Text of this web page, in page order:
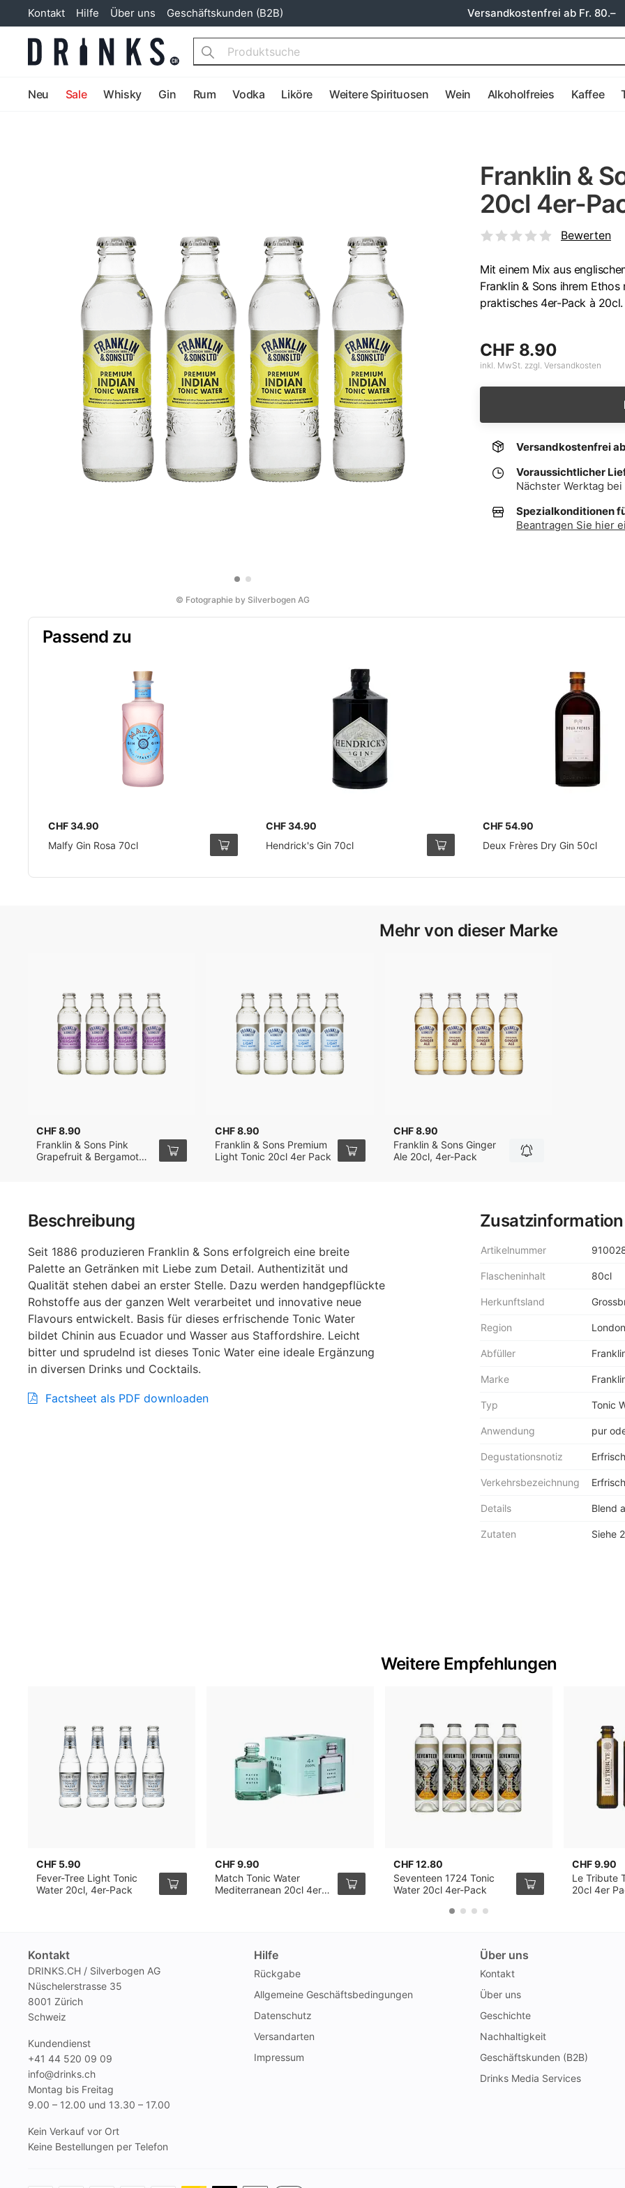
Kontakt Hilfe Über uns Geschäftskunden (B2B) Versandkostenfrei ab Fr. 80.–
Search
Neu Sale Whisky Gin Rum Vodka Liköre Weitere Spirituosen Wein Alkoholfreies Kaffee
© Fotographie by Silverbogen AG
Franklin &
20cl 4er-
Bewerten
Mit einem Mix aus
Franklin & Sons ihrem
praktisches 4er-Pack à 20cl.
CHF 8.90
inkl. MwSt. zzgl. Versandkosten
Versandkostenfrei
Voraussichtlicher
Nächster Werktag
Spezialkonditionen
Beantragen Sie hier
Passend zu
CHF 34.90
Malfy Gin Rosa 70cl
CHF 34.90
Hendrick's Gin 70cl
CHF 54.90
Deux Frères Dry Gin 50cl
Beschreibung
Seit 1886 produzieren Franklin & Sons erfolgreich eine breite
Palette an Getränken mit Liebe zum Detail. Authentizität und
Qualität stehen dabei an erster Stelle. Dazu werden handgepflückte
Rohstoffe aus der ganzen Welt verarbeitet und innovative neue
Flavours entwickelt. Basis für dieses erfrischende Tonic Water
bildet Chinin aus Ecuador und Wasser aus Staffordshire. Leicht
bitter und sprudelnd ist dieses Tonic Water eine ideale Ergänzung
in diversen Drinks und Cocktails.
Factsheet als PDF downloaden
Zusatzinformation
Artikelnummer
Flascheninhalt 80cl
Herkunftsland
Region London
Abfüller
Marke
Typ Tonic
Anwendung pur
Degustationsnotiz
Verkehrsbezeichnung
Details Blend
Zutaten Siehe
Mehr von dieser Marke
CHF 8.90
Franklin & Sons Pink
Grapefruit & Bergamot
CHF 8.90
Franklin & Sons Premium
Light Tonic 20cl 4er Pack
CHF 8.90
Franklin & Sons Ginger
Ale 20cl, 4er-Pack
Weitere Empfehlungen
CHF 5.90
Fever-Tree Light Tonic
Water 20cl, 4er-Pack
CHF 9.90
Match Tonic Water
Mediterranean 20cl 4er
CHF 12.80
Seventeen 1724 Tonic
Water 20cl 4er-Pack
CHF 9.90
Le Tribute
20cl 4er
Kontakt
DRINKS.CH / Silverbogen AG
Nüschelerstrasse 35
8001 Zürich
Schweiz
Kundendienst
+41 44 520 09 09
info@drinks.ch
Montag bis Freitag
9.00 – 12.00 und 13.30 – 17.00
Kein Verkauf vor Ort
Keine Bestellungen per Telefon
Hilfe
Rückgabe
Allgemeine Geschäftsbedingungen
Datenschutz
Versandarten
Impressum
Über uns
Kontakt
Über uns
Geschichte
Nachhaltigkeit
Geschäftskunden (B2B)
Drinks Media Services